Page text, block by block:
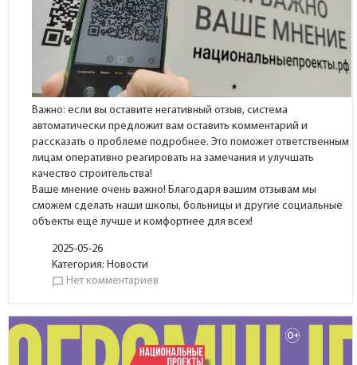
Важно: если вы оставите негативный отзыв, система
автоматически предложит вам оставить комментарий и
рассказать о проблеме подробнее. Это поможет ответственным
лицам оперативно реагировать на замечания и улучшать
качество строительства!
Ваше мнение очень важно! Благодаря вашим отзывам мы
сможем сделать наши школы, больницы и другие социальные
объекты ещё лучше и комфортнее для всех!
2025-05-26
Категория: Новости
chat_bubble_outline Нет комментариев